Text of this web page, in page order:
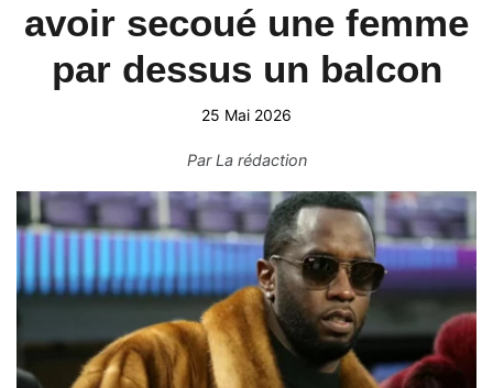
avoir secoué une femme
par dessus un balcon
25 Mai 2026
ParLa rédaction